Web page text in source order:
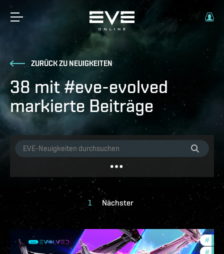
ZURÜCK ZU NEUIGKEITEN
38 mit #eve-evolved
markierte Beiträge
1 Nächster
#
#